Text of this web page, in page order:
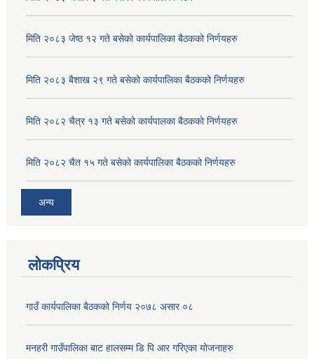
मिति २०८३ जेष्ठ १२ गते बसेको कार्यपालिका बैठकको निर्णयहरु
मिति २०८३ बैशाख २९ गते बसेको कार्यपालिका बैठकको निर्णयहरु
मिति २०८२ चैत्र १३ गते बसेको कार्यपालका बैठकको निर्णयहरु
मिति २०८२ चैत १५ गते बसेको कार्यपालिका बैठकको निर्णयहरु
अन्य
लोकप्रिय
गाउँ कार्यपालिका बैठकको निर्णय २०७८ असार ०८
मनहरी गाउँपालिका बाट हालसम्म डि पि आर गरिएका योजनाहरु